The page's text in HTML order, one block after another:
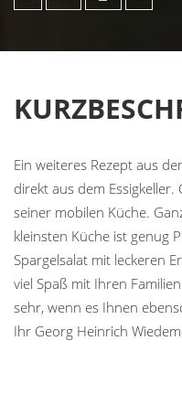
Ein weiteres Rezept aus
direkt aus dem
seiner mobilen Küche.
kleinsten Küche ist genug
Spargelsalat mit leckeren
viel Spaß mit Ihren
sehr, wenn es Ihnen
Ihr Georg Heinrich